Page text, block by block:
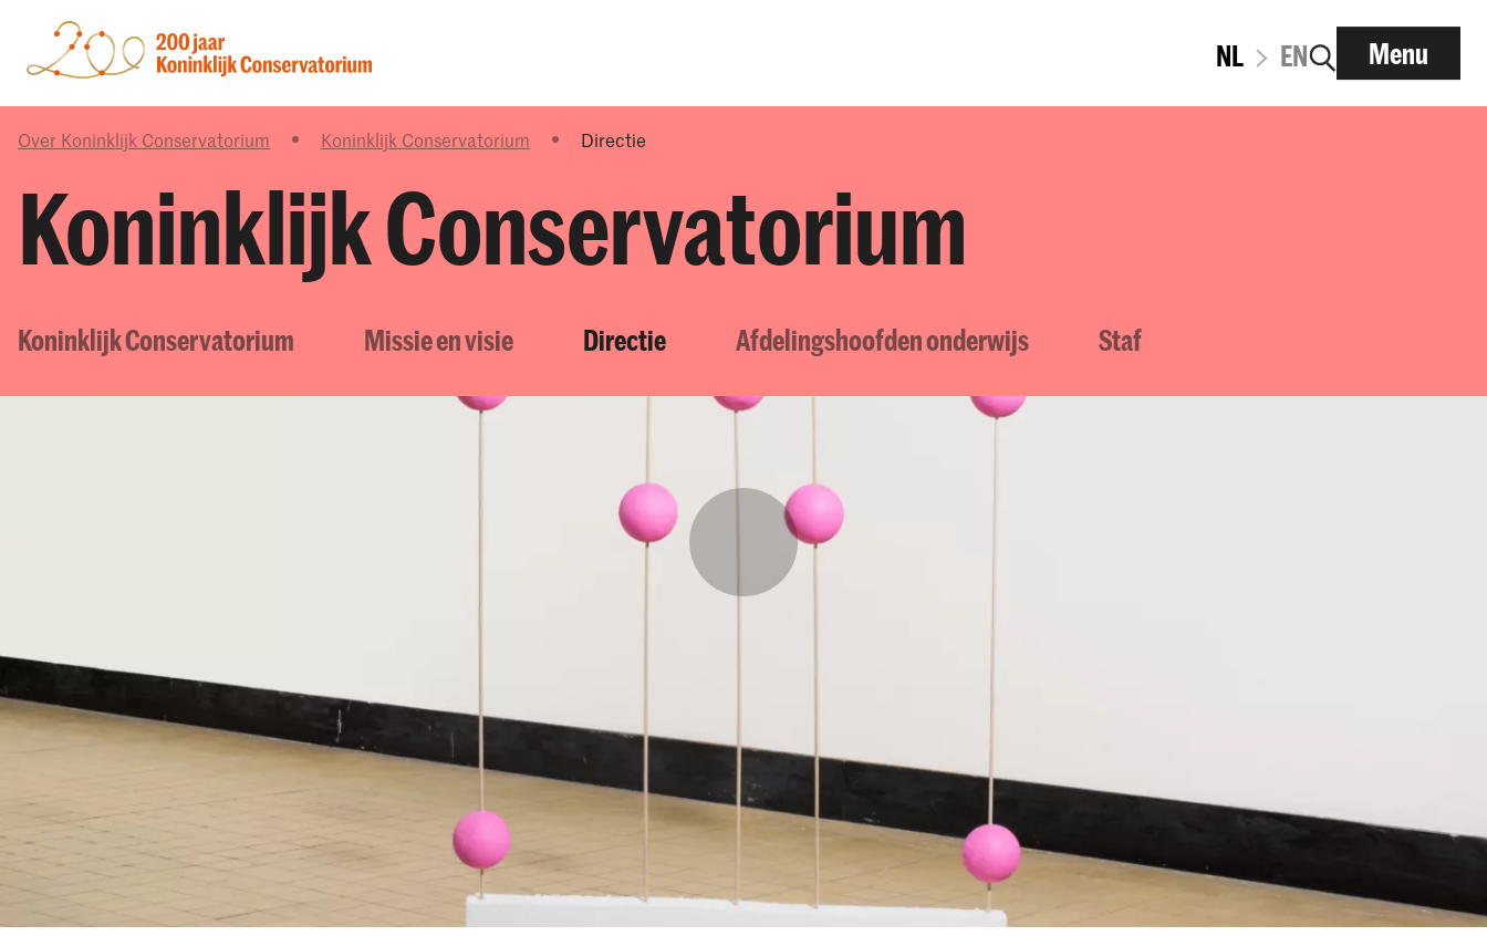
NL EN Menu
Over Koninklijk Conservatorium Koninklijk Conservatorium Directie
Koninklijk Conservatorium
Koninklijk Conservatorium Missie en visie Directie Afdelingshoofden onderwijs Staf